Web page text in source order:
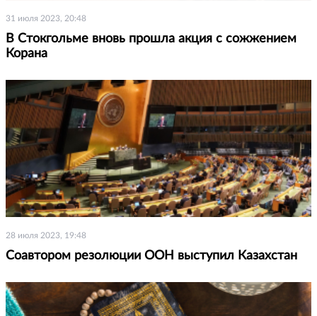
31 июля 2023, 20:48
В Стокгольме вновь прошла акция с сожжением
Корана
28 июля 2023, 19:48
Соавтором резолюции ООН выступил Казахстан